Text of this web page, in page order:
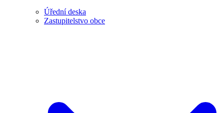
Úřední deska
Zastupitelstvo obce